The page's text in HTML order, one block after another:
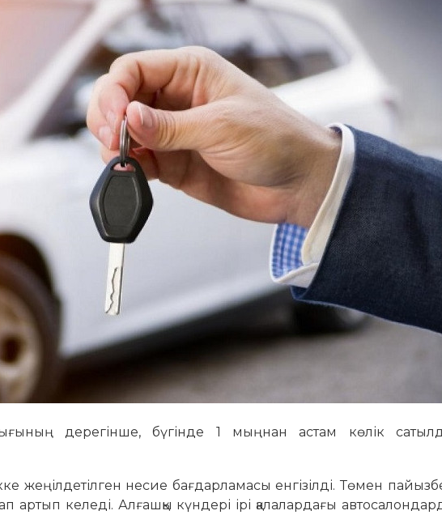
дерегінше, бүгінде 1 мыңнан астам көлік
жеңілдетілген несие бағдарламасы енгізілді. Төмен
артып келеді. Алғашқы күндері ірі қалалардағы